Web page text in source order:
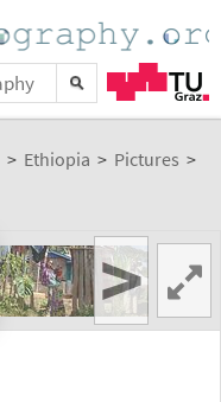
> Ethiopia > Pictures >
>